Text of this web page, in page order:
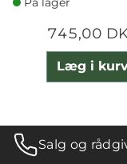
745,00
Læg i
Salg og